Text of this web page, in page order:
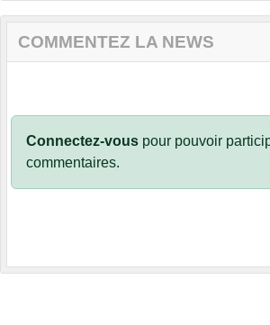
COMMENTEZ LA NEWS
Connectez-vous pour pouvoir
commentaires.